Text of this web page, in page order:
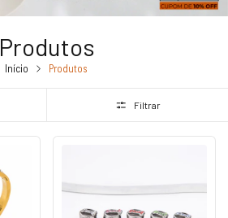
Produtos
Início Produtos
Filtrar